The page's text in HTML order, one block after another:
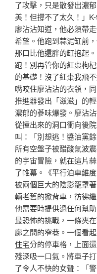
了攻擊，只是散發出濃
美！但撐不了太久！」
廖沾沾知道，他必須帶
希望。他跑到蒜泥缸前
那口比他還胖的缸抱起
跑！別再管你的紅棗枸
的基礎！沒了紅棗我飛
嘴咬住廖沾沾的衣領，
推進器發出「滋滋」的
濃郁的蔘味爆發。廖沾
從撞出來的洞口衝向後
叫：「別想逃！醬油黨
所有空盤子被醋酸氣波
的宇宙冒險，就在這片
了帷幕。《平行泊車維
被兩個巨大的陰影籠罩
輛老舊的掀背車，彷彿
他需要時提供過任何幫
最恐怖的挑戰，一條夾
廊之間的窄巷。一個看
住宅分的停車格，上面
殘深吸一口氣。將車子
了令人不快的女聲：「